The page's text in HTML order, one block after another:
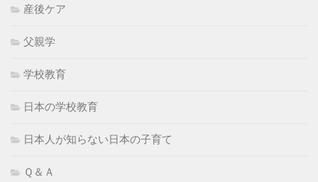
産後ケア
父親学
学校教育
日本の学校教育
日本人が知らない日本の子育て
Ｑ＆Ａ